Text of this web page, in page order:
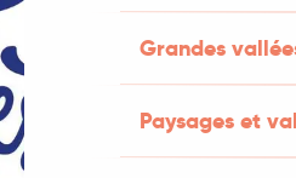
Grandes
Paysages et